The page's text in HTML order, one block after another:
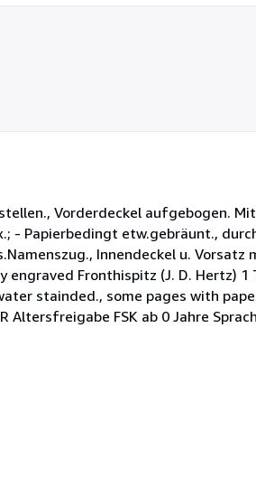
Vorderdeckel aufgebogen.
- Papierbedingt etw.gebräunt.,
Innendeckel u. Vorsatz
Fronthispitz (J. D. Hertz)
stainded., some pages with
FSK ab 0 Jahre